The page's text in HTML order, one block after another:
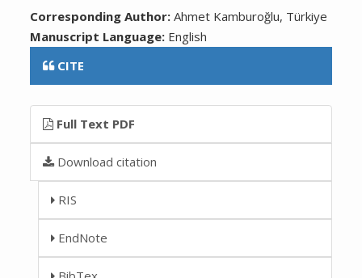
Corresponding Author:Ahmet Kamburoğlu, Türkiye
Manuscript Language: English
CITE
Full Text PDF
Download citation
RIS
EndNote